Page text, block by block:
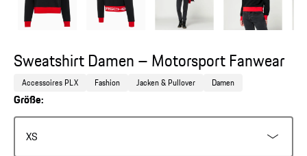
Sweatshirt Damen – Motorsport Fanwear
Accessoires PLX Fashion Jacken & Pullover Damen
Größe:
XS